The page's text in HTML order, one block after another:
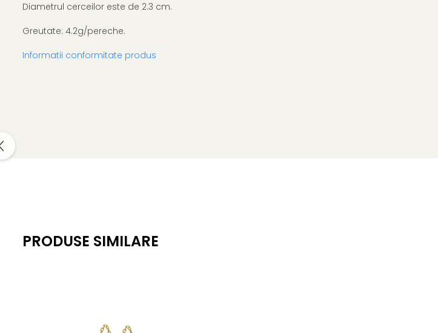
Diametrul cerceilor este de 2.3 cm.
Greutate: 4.2g/pereche.
Informatii conformitate produs
PRODUSE SIMILARE